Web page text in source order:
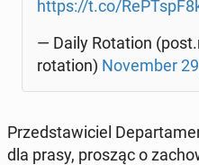
https://t.co/
— Daily Ro­ta­tion
ro­ta­tion) No­vem­ber
Przed­sta­wi­ciel
dla prasy, prosząc o